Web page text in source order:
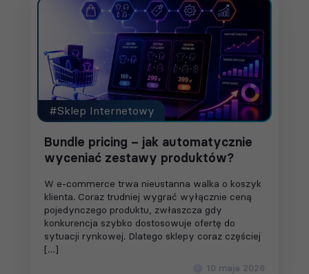
#Sklep Internetowy
Bundle pricing – jak automatycznie
wyceniać zestawy produktów?
W e-commerce trwa nieustanna walka o koszyk
klienta. Coraz trudniej wygrać wyłącznie ceną
pojedynczego produktu, zwłaszcza gdy
konkurencja szybko dostosowuje ofertę do
sytuacji rynkowej. Dlatego sklepy coraz częściej
[…]
10 maja 2026